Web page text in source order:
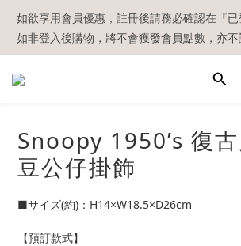
【現貨區】內款式均為在港現貨，現貨區以外
貨喔！
如欲享用會員優惠，註冊後請務必確認在『已
如非登入後購物，將不會獲發會員點數，亦不
溫馨提示：所有順豐快遞／本地及國際郵遞
【現貨區】內款式均為在港現貨，現貨區以外
貨喔！
Snoopy 1950’s 復
豆公仔掛飾
■サイズ(約)：H14×W18.5×D26cm
【預訂款式】